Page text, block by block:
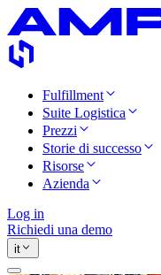
Fulfillment
Suite Logistica
Prezzi
Storie di successo
Risorse
Azienda
Log in
Richiedi una demo
it